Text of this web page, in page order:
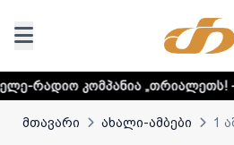
„თრიალეთს! - დეტალური
მთავარი ახალი-ამბები 1